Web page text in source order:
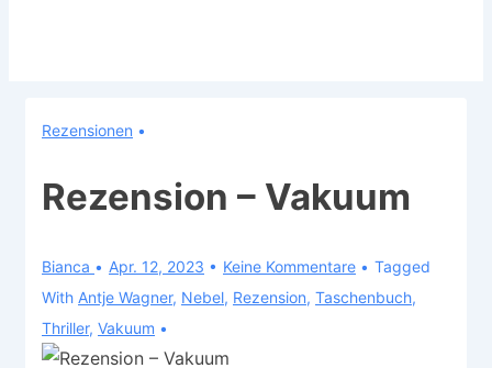
Rezensionen
Rezension – Vakuum
Bianca Apr. 12, 2023 Keine Kommentare
Tagged
With Antje Wagner, Nebel, Rezension, Taschenbuch,
Thriller, Vakuum